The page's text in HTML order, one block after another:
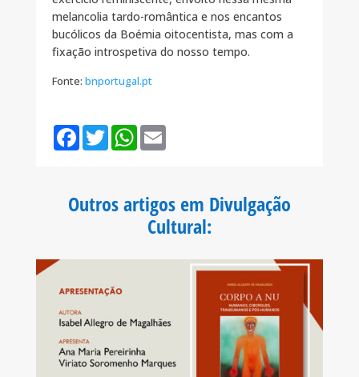
melancolia tardo-romântica e nos encantos
bucólicos da Boémia oitocentista, mas com a
fixação introspetiva do nosso tempo.
Fonte: bnportugal.pt
F
o
T
w
r
W
A
p
E
Outros artigos em Divulgação
Cultural: